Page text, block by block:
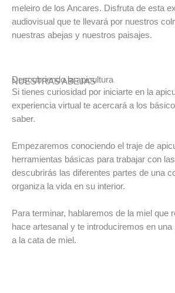
meleiro de los Ancares. Disfruta de esta
audiovisual que te llevará por nuestros
nuestras abejas y nuestros paisajes.
NUESTRAS ABEJAS
Descubriendo la apicultura
Si tienes curiosidad por iniciarte en la
experiencia virtual te acercará a los
saber.
Empezaremos conociendo el traje de
herramientas básicas para trabajar con
descubrirás las diferentes partes de una
organiza la vida en su interior.
Para terminar, hablaremos de la miel que
hace artesanal y te introduciremos en una
a la cata de miel.